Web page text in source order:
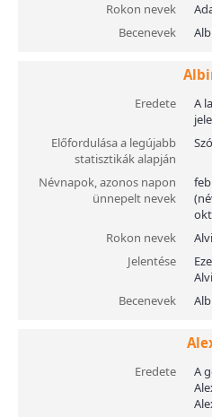
Rokon nevek
Becenevek
Eredete
A
Előfordulása a legújabb
statisztikák alapján
Névnapok, azonos napon
ünnepelt nevek
Rokon nevek
Jelentése
Becenevek
Eredete
A